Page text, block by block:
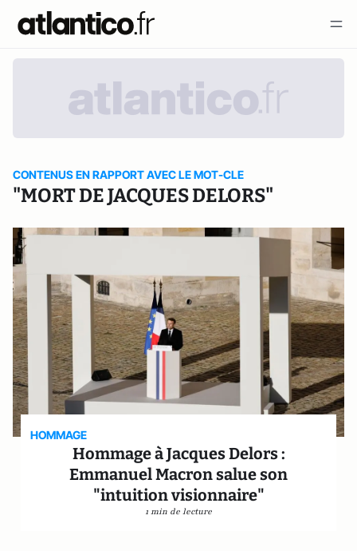
CONTENUS EN RAPPORT AVEC LE MOT-CLE
"MORT DE JACQUES DELORS"
HOMMAGE
Hommage à Jacques Delors :
Emmanuel Macron salue son
"intuition visionnaire"
1 min de lecture